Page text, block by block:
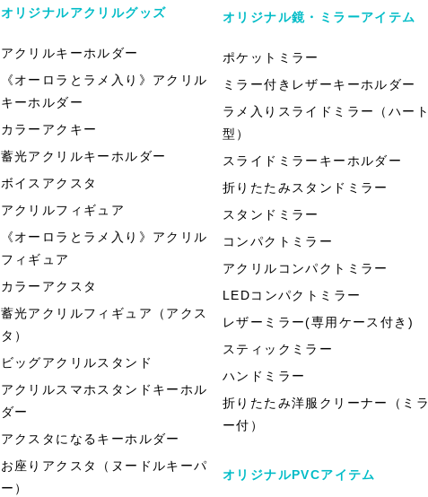
オリジナルアクリルグッズ
アクリルキーホルダー
《オーロラとラメ入り》アクリル
キーホルダー
カラーアクキー
蓄光アクリルキーホルダー
ボイスアクスタ
アクリルフィギュア
《オーロラとラメ入り》アクリル
フィギュア
カラーアクスタ
蓄光アクリルフィギュア（アクス
タ）
ビッグアクリルスタンド
アクリルスマホスタンドキーホル
ダー
アクスタになるキーホルダー
お座りアクスタ（ヌードルキーパ
ー）
オリジナル鏡・ミラーアイテム
ポケットミラー
ミラー付きレザーキーホルダー
ラメ入りスライドミラー（ハート
型）
スライドミラーキーホルダー
折りたたみスタンドミラー
スタンドミラー
コンパクトミラー
アクリルコンパクトミラー
LEDコンパクトミラー
レザーミラー(専用ケース付き)
スティックミラー
ハンドミラー
折りたたみ洋服クリーナー（ミラ
ー付）
オリジナルPVCアイテム